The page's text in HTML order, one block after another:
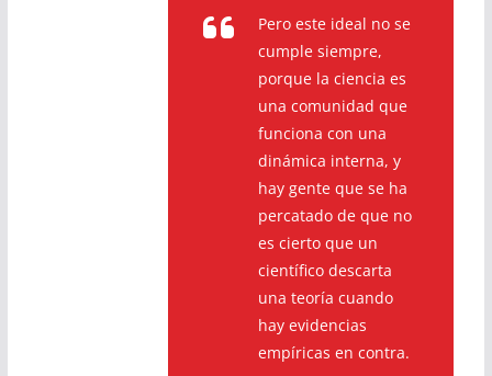
Pero este ideal no se
cumple siempre,
porque la ciencia es
una comunidad que
funciona con una
dinámica interna, y
hay gente que se ha
percatado de que no
es cierto que un
científico descarta
una teoría cuando
hay evidencias
empíricas en contra.